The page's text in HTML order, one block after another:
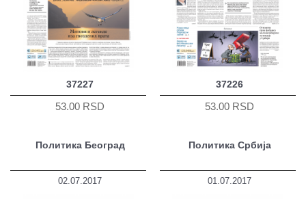
37227
53.00 RSD
37226
53.00 RSD
Политика Београд
02.07.2017
Политика Србија
01.07.2017